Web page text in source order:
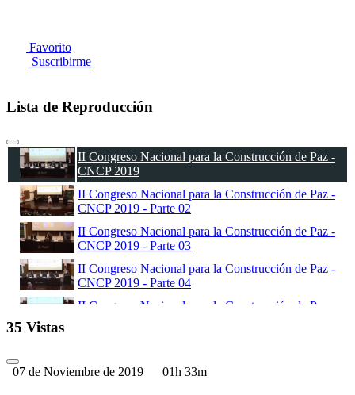
Favorito
Suscribirme
Lista de Reproducción
II Congreso Nacional para la Construcción de Paz -
CNCP 2019
II Congreso Nacional para la Construcción de Paz -
CNCP 2019 - Parte 02
II Congreso Nacional para la Construcción de Paz -
CNCP 2019 - Parte 03
II Congreso Nacional para la Construcción de Paz -
CNCP 2019 - Parte 04
II Congreso Nacional para la Construcción de Paz -
II Congreso Nacional para la Construcción de Paz -
35 Vistas
07 de Noviembre de 2019 01h 33m